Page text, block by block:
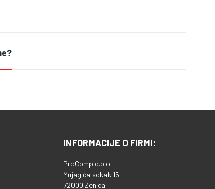
INFORMACIJE O FIRMI:
ProComp d.o.o.
Mujagića sokak 15
72000 Zenica